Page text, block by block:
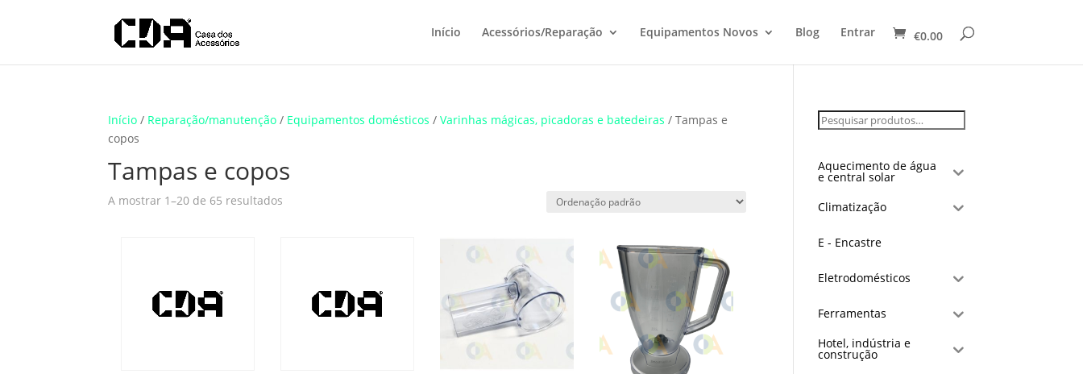
Translate
Início Acessórios/Reparação Equipamentos Novos Blog Entrar €0.00
Início / Reparação/manutenção / Equipamentos domésticos /Varinhas mágicas, picadoras e batedeiras / Tampas e
copos
Tampas e copos
A mostrar 1–20 de 65 resultados
Aquecimento de água
e central solar
Climatização
E - Encastre
Eletrodomésticos
Ferramentas
Hotel, indústria e
construção